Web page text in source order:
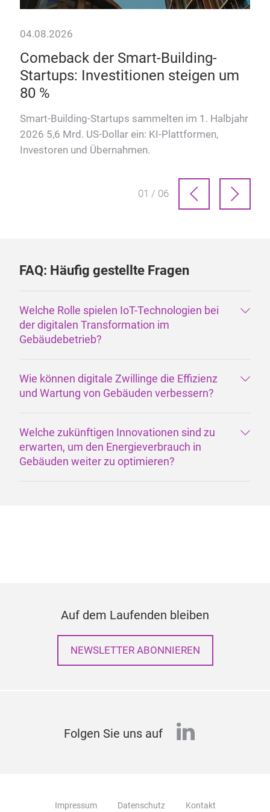
04.08.2026
Comeback der Smart-Building-
Startups: Investitionen steigen um
80 %
Smart-Building-Startups sammelten im 1. Halbjahr
2026 5,6 Mrd. US-Dollar ein: KI-Plattformen,
Investoren und Übernahmen.
01 / 06
FAQ: Häufig gestellte Fragen
Welche Rolle spielen IoT-Technologien bei
der digitalen Transformation im
Gebäudebetrieb?
Wie können digitale Zwillinge die Effizienz
und Wartung von Gebäuden verbessern?
Welche zukünftigen Innovationen sind zu
erwarten, um den Energieverbrauch in
Gebäuden weiter zu optimieren?
Auf dem Laufenden bleiben
NEWSLETTER ABONNIEREN
Folgen Sie uns auf linkedin
Impressum Datenschutz Kontakt